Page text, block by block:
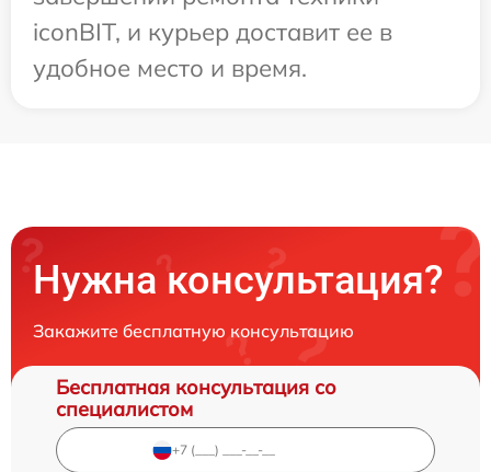
iconBIT, и курьер доставит ее в
удобное место и время.
Нужна консультация?
Закажите бесплатную консультацию
Бесплатная консультация со
специалистом